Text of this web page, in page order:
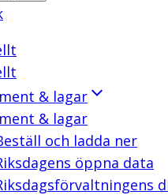
& lagar
& lagar
och ladda ner
öppna data